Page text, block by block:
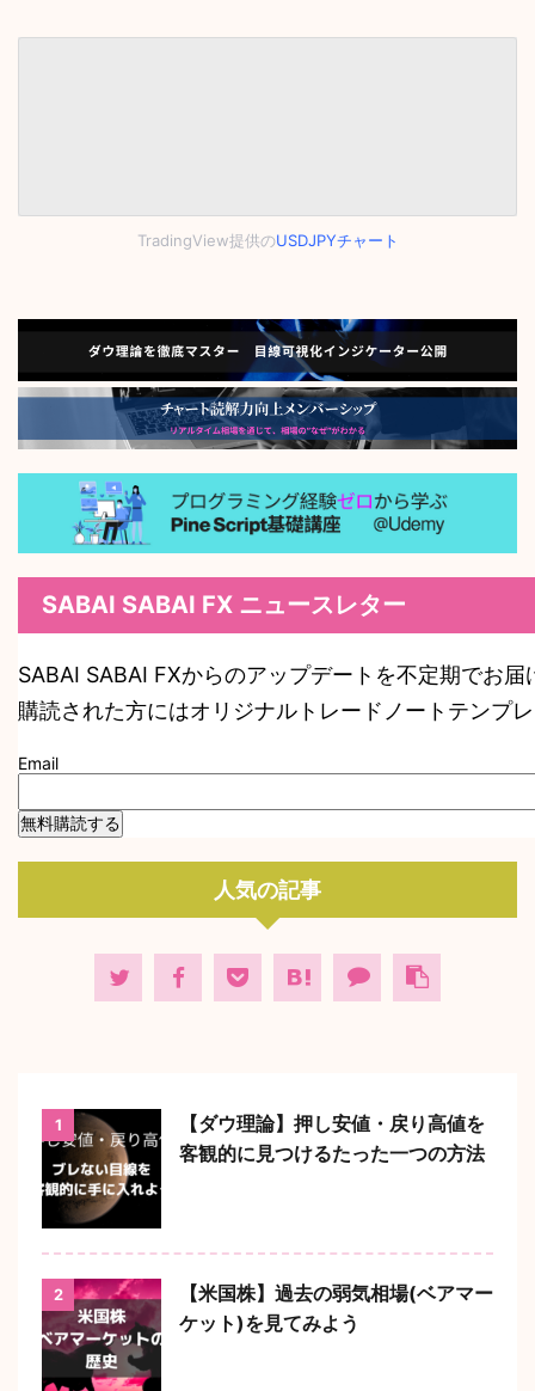
TradingView提供のUSDJPYチャート
SABAI SABAI FX ニュースレター
SABAI SABAI FXからのアップデートを不定期でお届
購読された方にはオリジナルトレードノートテンプ
Email
人気の記事
1
【ダウ理論】押し安値・戻り高値を
客観的に見つけるたった一つの方法
2
【米国株】過去の弱気相場(ベアマー
ケット)を見てみよう